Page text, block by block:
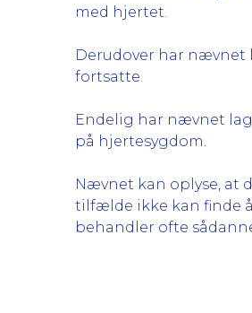
med hjertet.
Derudover har nævnet
fortsatte.
Endelig har nævnet
på hjertesygdom.
Nævnet kan oplyse, at
tilfælde ikke kan finde
behandler ofte